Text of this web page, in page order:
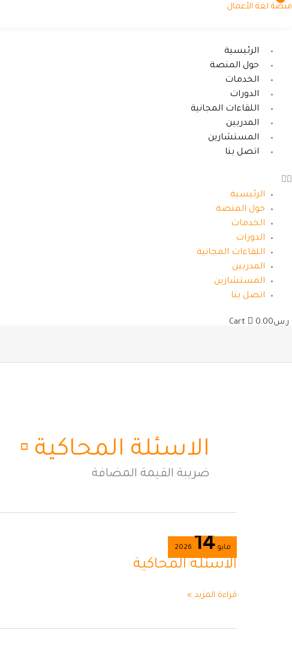
تخطي
منصة لغة الأعمال
الرئيسية
حول المنصة
الخدمات
الدورات
اللقاءات المجانية
المدربين
المستشارين
اتصل بنا
الرئيسية
حول المنصة
الخدمات
الدورات
اللقاءات المجانية
المدربين
المستشارين
اتصل بنا
ر.س0.00
Cart
الاسئلة المحاكية ▫️
ضريبة القيمة المضافة
مايو 14
2026
الاسئلة المحاكية
الاسئلة
المحاكية
قراءة المزيد »